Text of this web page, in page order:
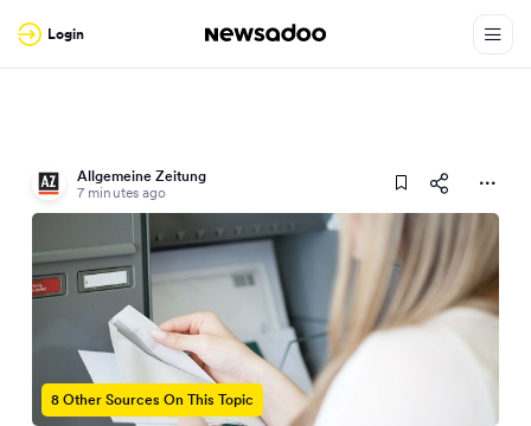
Login
Allgemeine Zeitung
7 minutes ago
8 Other Sources On This Topic